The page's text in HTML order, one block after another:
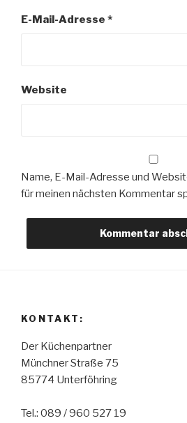
E-Mail-Adresse *
Website
Name, E-Mail-Adresse und
für meinen nächsten Kommentar
KONTAKT:
Der Küchenpartner
Münchner Straße 75
85774 Unterföhring
Tel.: 089 / 960 527 19